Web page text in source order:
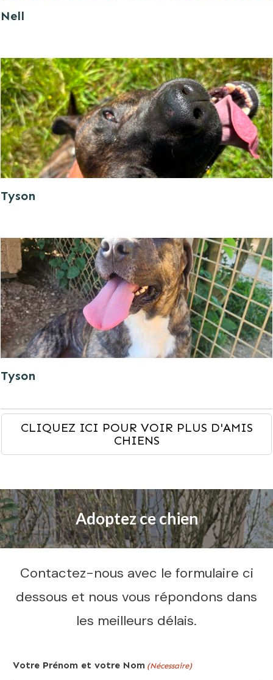
Nell
Tyson
Tyson
CLIQUEZ ICI POUR VOIR PLUS D'AMIS
CHIENS
Adoptez ce chien
Contactez-nous avec le formulaire ci
dessous et nous vous répondons dans
les meilleurs délais.
Votre Prénom et votre Nom (Nécessaire)